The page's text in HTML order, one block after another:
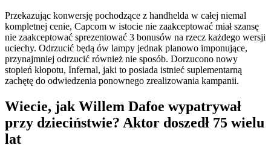
Przekazując konwersję pochodzące z handhelda w całej niemal
kompletnej cenie, Capcom w istocie nie zaakceptować miał szansę
nie zaakceptować sprezentować 3 bonusów na rzecz każdego wersji
uciechy. Odrzucić będą ów lampy jednak planowo imponujące,
przynajmniej odrzucić również nie sposób. Dorzucono nowy
stopień kłopotu, Infernal, jaki to posiada istnieć suplementarną
zachętę do odwiedzenia ponownego zrealizowania kampanii.
Wiecie, jak Willem Dafoe wypatrywał
przy dzieciństwie? Aktor doszedł 75 wielu
lat